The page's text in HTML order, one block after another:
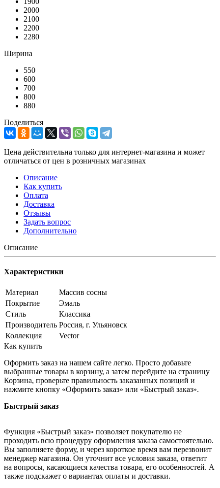
2000
2100
2200
2280
Ширина
550
600
700
800
880
Поделиться
Цена действительна только для интернет-магазина и может
отличаться от цен в розничных магазинах
Описание
Как купить
Оплата
Доставка
Отзывы
Задать вопрос
Дополнительно
Описание
Характеристики
Материал
Массив сосны
Покрытие
Эмаль
Стиль
Классика
Производитель Россия, г. Ульяновск
Коллекция
Vector
Как купить
Оформить заказ на нашем сайте легко. Просто добавьте
выбранные товары в корзину, а затем перейдите на страницу
Корзина, проверьте правильность заказанных позиций и
нажмите кнопку «Оформить заказ» или «Быстрый заказ».
Быстрый заказ
Функция «Быстрый заказ» позволяет покупателю не
проходить всю процедуру оформления заказа самостоятельно.
Вы заполняете форму, и через короткое время вам перезвонит
менеджер магазина. Он уточнит все условия заказа, ответит
на вопросы, касающиеся качества товара, его особенностей. А
также подскажет о вариантах оплаты и доставки.